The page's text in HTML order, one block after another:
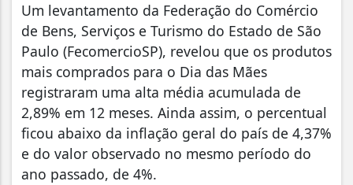
Um levantamento da Federação do Comércio
de Bens, Serviços e Turismo do Estado de São
Paulo (FecomercioSP), revelou que os produtos
mais comprados para o Dia das Mães
registraram uma alta média acumulada de
2,89% em 12 meses. Ainda assim, o percentual
ficou abaixo da inflação geral do país de 4,37%
e do valor observado no mesmo período do
ano passado, de 4%.